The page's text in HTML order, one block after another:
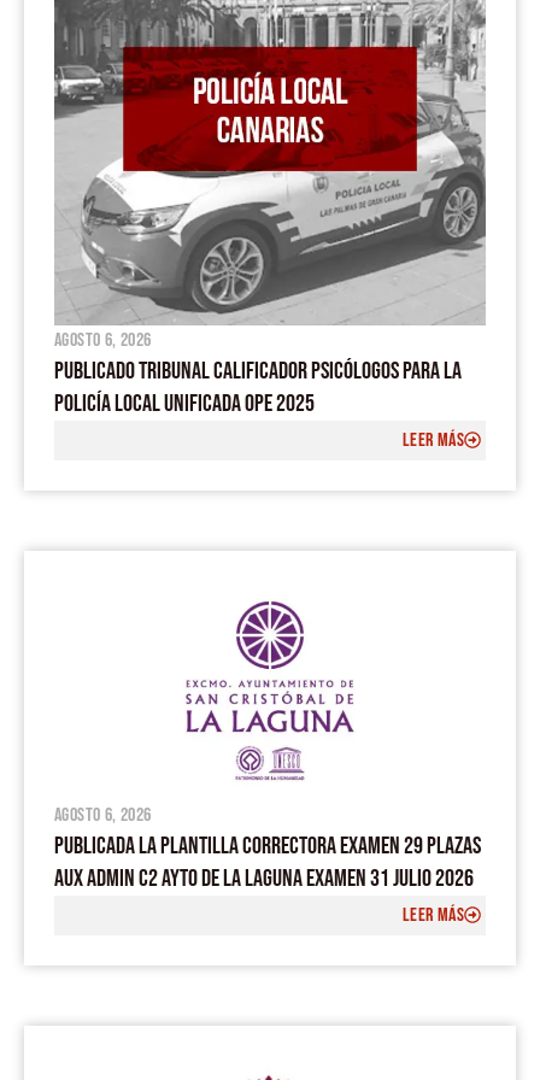
m
agosto 6, 2026
PUBLICADO TRIBUNAL CALIFICADOR PSICÓLOGOS PARA LA
POLICÍA LOCAL UNIFICADA OPE 2025
LEER MÁS
agosto 6, 2026
PUBLICADA LA PLANTILLA CORRECTORA EXAMEN 29 PLAZAS
AUX ADMIN C2 AYTO DE LA LAGUNA EXAMEN 31 JULIO 2026
LEER MÁS